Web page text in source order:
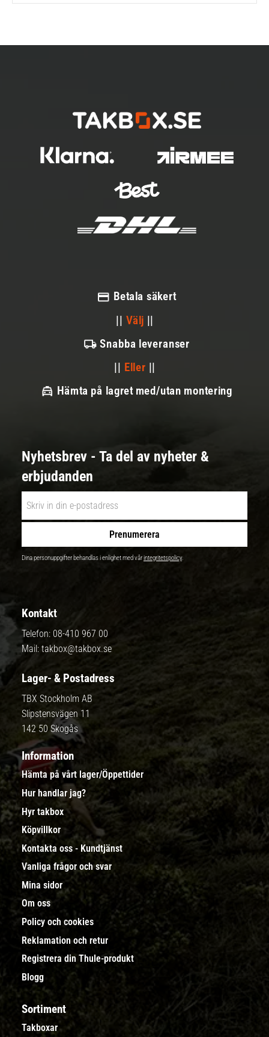
Betala säkert
|| Välj ||
Snabba leveranser
|| Eller ||
Hämta på lagret med/utan montering
Nyhetsbrev - Ta del av nyheter &
erbjudanden
Prenumerera
Dina personuppgifter behandlas i enlighet med vårintegritetspolicy.
Kontakt
Telefon: 08-410 967 00
Mail: takbox@takbox.se
Lager- & Postadress
TBX Stockholm AB
Slipstensvägen 11
142 50 Skogås
Information
Hämta på vårt lager/Öppettider
Hur handlar jag?
Hyr takbox
Köpvillkor
Kontakta oss - Kundtjänst
Vanliga frågor och svar
Mina sidor
Om oss
Policy och cookies
Reklamation och retur
Registrera din Thule-produkt
Blogg
Sortiment
Takboxar